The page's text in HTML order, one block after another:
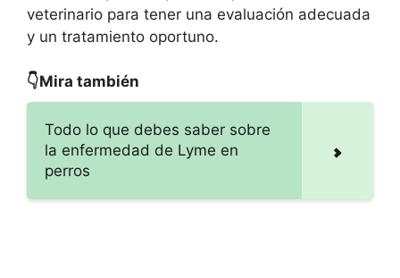
veterinario para tener una evaluación adecuada
y un tratamiento oportuno.
👇Mira también
Todo lo que debes saber sobre
la enfermedad de Lyme en
perros